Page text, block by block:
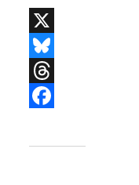
X
B
l
e
T
r
a